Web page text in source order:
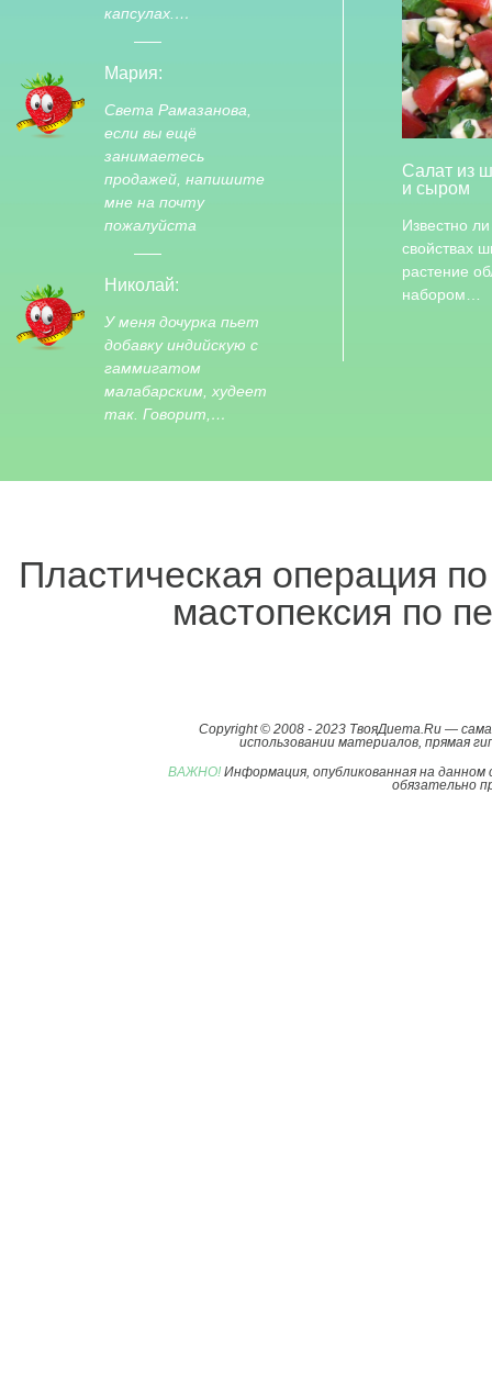
капсулах.…
Мария:
Света Рамазанова,
если вы ещё
занимаетесь
продажей, напишите
мне на почту
пожалуйста
Николай:
У меня дочурка пьет
добавку индийскую с
гаммигатом
малабарским, худеет
так. Говорит,…
Салат из
и сыром
Известно
свойствах
растение
набором…
Пластическая операция
мастопексия по
Copyright © 2008 - 2023 ТвояДиета.Ru —
использовании материалов, прямая
ВАЖНО! Информация, опубликованная на
обязательно